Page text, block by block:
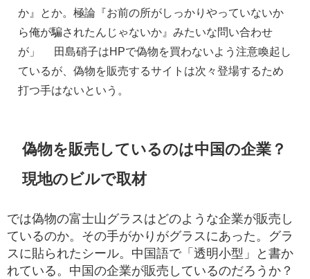
か』とか。極論『お前の所がしっかりやっていないか
ら俺が騙されたんじゃないか』みたいな問い合わせ
が」 　田島硝子はHPで偽物を買わないよう注意喚起し
ているが、偽物を販売するサイトは次々登場するため
打つ手はないという。
偽物を販売しているのは中国の企業？
現地のビルで取材
では偽物の富士山グラスはどのような企業が販売し
ているのか。その手がかりがグラスにあった。グラ
スに貼られたシール。中国語で「透明小型」と書か
れている。中国の企業が販売しているのだろうか？